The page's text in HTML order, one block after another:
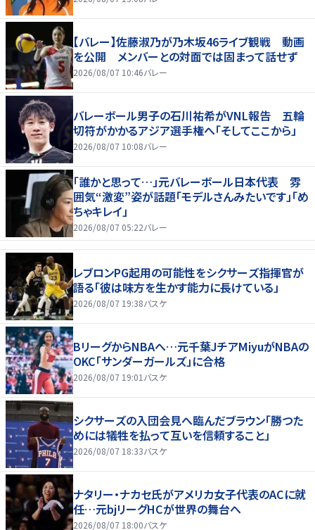
【バレー】佐藤淑乃が乃木坂46ライブ観戦 動画
を公開 メンバーとの対面では固まって話せず
2026/08/07 10:46バレー
バレーボール男子の石川祐希がVNL報告 五輪
切符がかかるアジア選手権へ「そしてここから」
2026/08/07 10:08バレー
「誰かと思って…」元バレーボール日本代表 雰
囲気“激変”姿が話題「モデルさんみたいです」「め
ちゃキレイ」
2026/08/07 05:22バレー
レブロンPG起用の可能性をシクサーズ指揮官が
語る「彼は味方を生かす能力に長けている」
2026/08/07 19:38バスケ
BリーグからNBAへ…元千葉JチアMiyuがNBAの
OKC「サンダーガールズ」に合格
2026/08/07 19:01 バスケ
シクサーズの入団会見へ臨んだブラウン「勝つた
めには犠牲を払って互いを信頼すること」
2026/08/07 18:33バスケ
ナタリー・ナカセ氏がアメリカ女子代表のACに就
任…元bjリーグHCが世界の舞台へ
2026/08/07 18:00バスケ